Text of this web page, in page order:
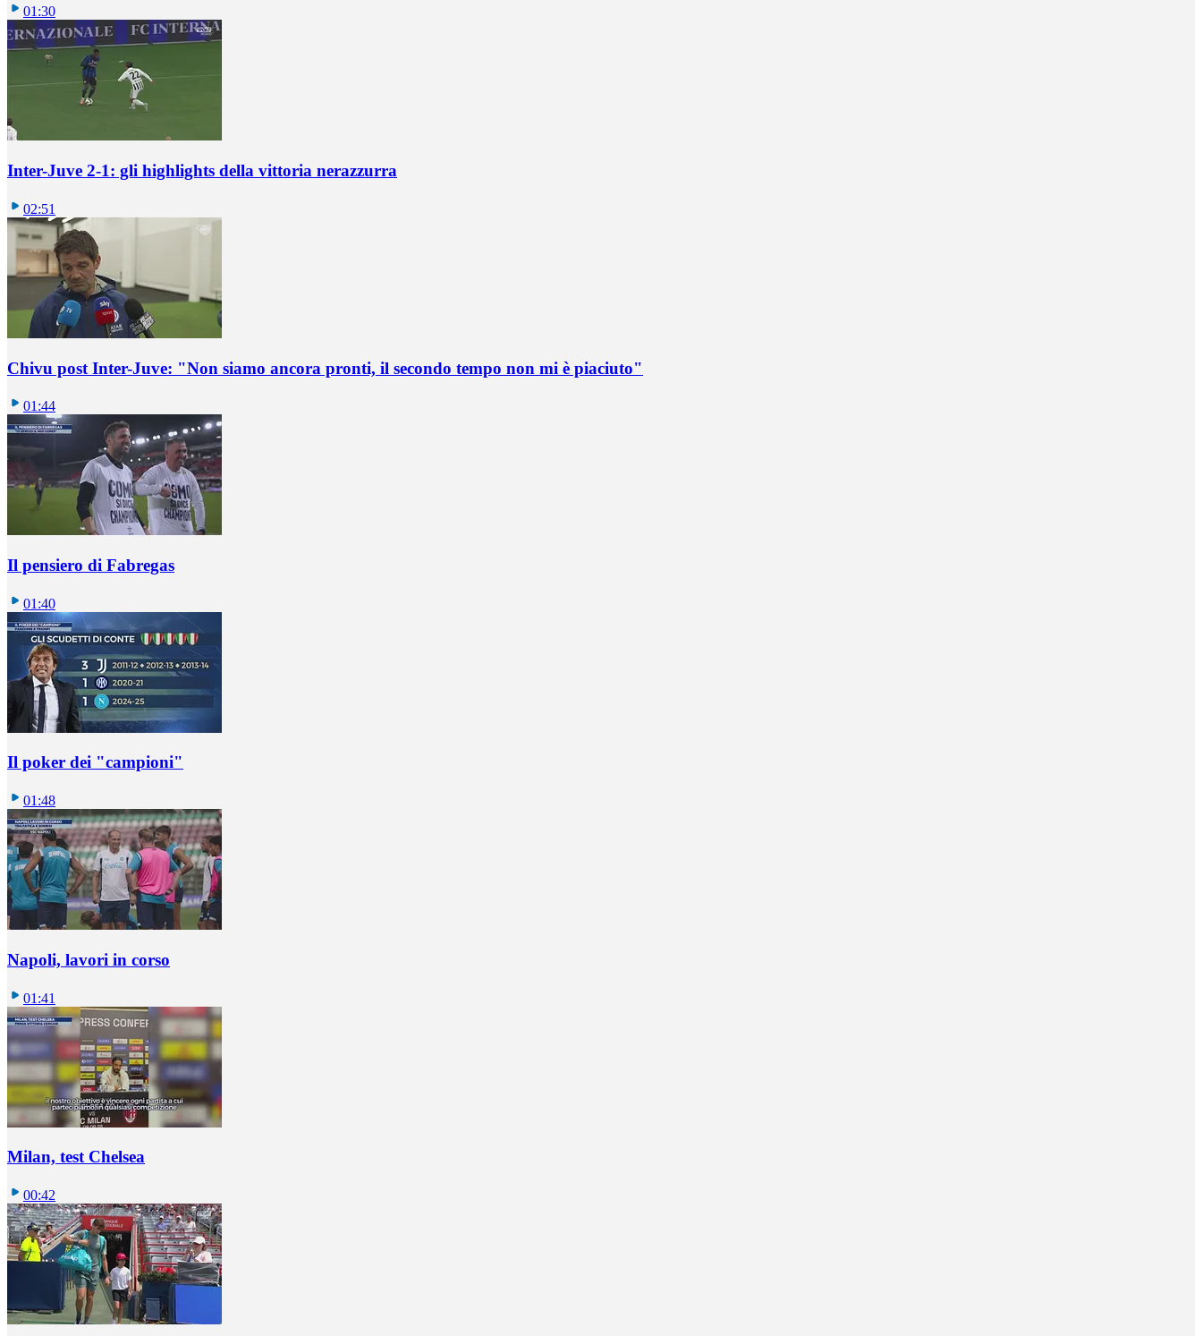
01:30
Inter-Juve 2-1: gli highlights della vittoria nerazzurra
02:51
Chivu post Inter-Juve: "Non siamo ancora pronti, il secondo tempo non mi è piaciuto"
01:44
Il pensiero di Fabregas
01:40
Il poker dei "campioni"
01:48
Napoli, lavori in corso
01:41
Milan, test Chelsea
00:42